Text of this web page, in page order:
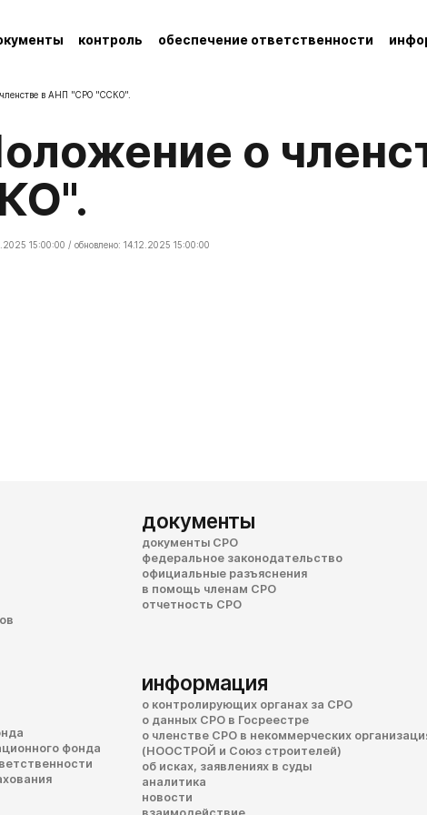
контроль обеспечение ответственности
в АНП "СРО "ССКО".
15:00:00 / обновлено: 14.12.2025 15:00:00
документы
документы СРО
федеральное законодательство
официальные разъяснения
в помощь членам СРО
отчетность СРО
фонда
информация
о контролирующих органах за СРО
о данных СРО в Госреестре
о членстве СРО в некоммерческих
(НООСТРОЙ и Союз строителей)
об исках, заявлениях в суды
аналитика
новости